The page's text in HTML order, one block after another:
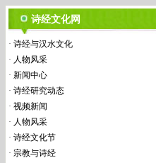
诗经文化网
· 诗经与汉水文化
· 人物风采
· 新闻中心
· 诗经研究动态
· 视频新闻
· 人物风采
· 诗经文化节
· 宗教与诗经